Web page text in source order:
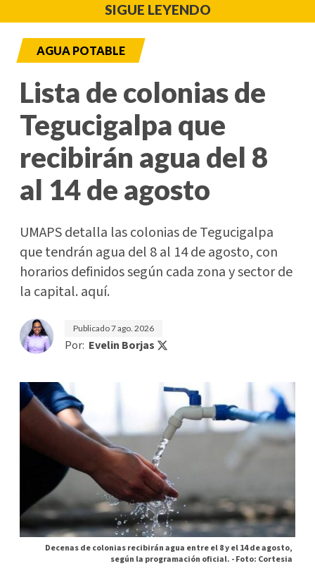
SIGUE LEYENDO
AGUA POTABLE
Lista de colonias de
Tegucigalpa que
recibirán agua del 8
al 14 de agosto
UMAPS detalla las colonias de Tegucigalpa
que tendrán agua del 8 al 14 de agosto, con
horarios definidos según cada zona y sector de
la capital. aquí.
Publicado7 ago. 2026
Por: Evelin Borjas
Decenas de colonias recibirán agua entre el 8 y el 14 de agosto,
según la programación oficial. -Foto: Cortesia